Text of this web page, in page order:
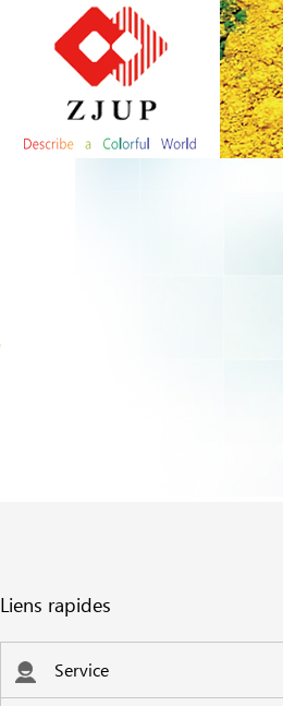
Liens rapides
Service